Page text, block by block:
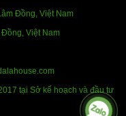
Đồng, Việt Nam
Việt Nam
tại Sở kế hoạch và đầu tư